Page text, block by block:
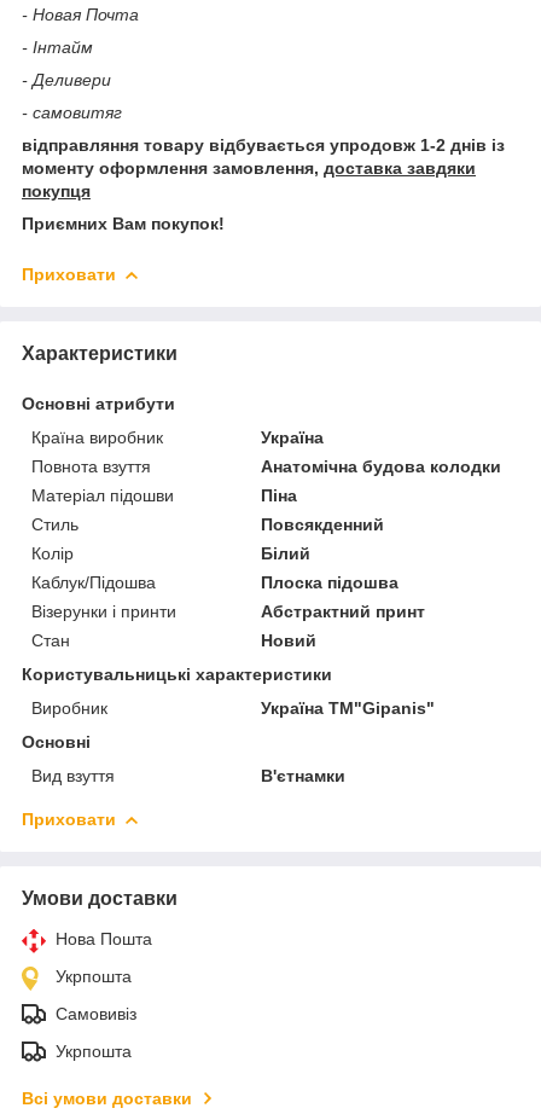
- Новая Почта
- Інтайм
- Деливери
- самовитяг
відправляння товару відбувається упродовж 1-2 днів із
моменту оформлення замовлення, доставка завдяки
покупця
Приємних Вам покупок!
Приховати
Характеристики
Основні атрибути
Країна виробник
Україна
Повнота взуття
Анатомічна будова колодки
Матеріал підошви
Піна
Стиль
Повсякденний
Колір
Білий
Каблук/Підошва
Плоска підошва
Візерунки і принти
Абстрактний принт
Стан
Новий
Користувальницькі характеристики
Виробник
Україна ТМ"Gipanis"
Основні
Вид взуття
В'єтнамки
Приховати
Умови доставки
Нова Пошта
Укрпошта
Самовивіз
Укрпошта
Всі умови доставки